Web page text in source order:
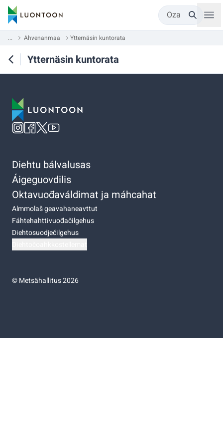
Oza
... Ahvenanmaa Ytternäsin kuntorata
Ytternäsin kuntorata
Diehtu bálvalusas
Áigeguovdilis
Oktavuođaváldimat ja máhcahat
Almmolaš geavahaneavttut
Fáhtehahttivuođačilgehus
Diehtosuodječilgehus
©Metsähallitus 2026